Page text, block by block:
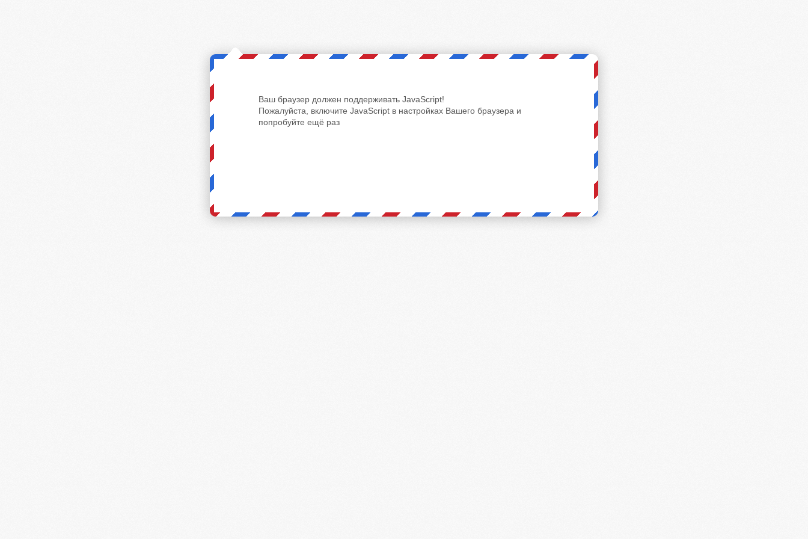
Ваш браузер должен поддерживать JavaScript!
Пожалуйста, включите JavaScript в настройках Вашего браузера и
попробуйте ещё раз